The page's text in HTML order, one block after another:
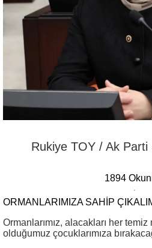
Rukiye TOY / Ak Parti
1894
ORMANLARIMIZA SAHIP
Ormanlarımız, alacakları her
olduğumuz çocuklarımıza